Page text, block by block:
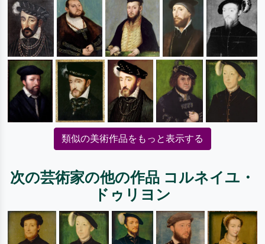
類似の美術作品をもっと表示する
次の芸術家の他の作品 コルネイユ・
ドゥリヨン